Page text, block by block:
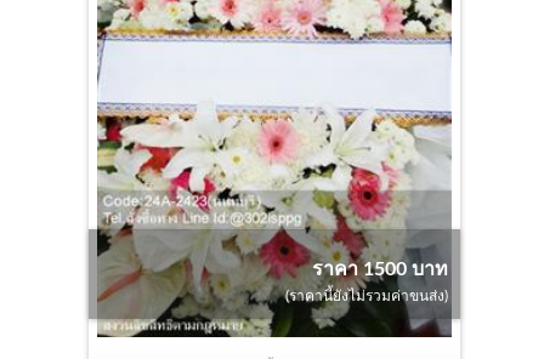
ราคา 1500 บาท
(ราคานี้ยังไม่รวมค่าขนส่ง)